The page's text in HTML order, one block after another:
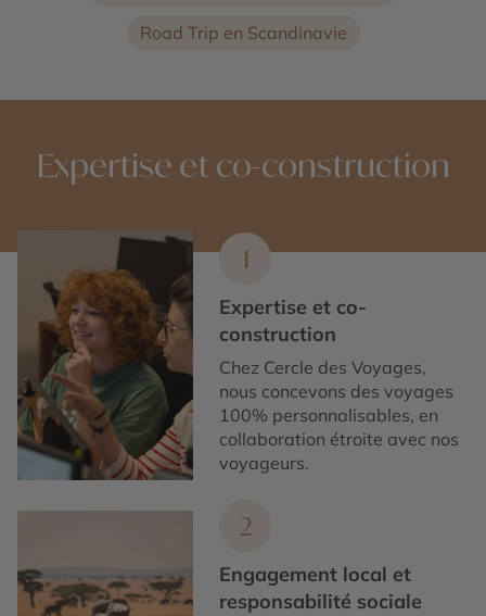
Road Trip en Scandinavie
Expertise et co-construction
1
Expertise et co-
construction
Chez Cercle des Voyages,
nous concevons des voyages
100% personnalisables, en
collaboration étroite avec nos
voyageurs.
2
Engagement local et
responsabilité sociale